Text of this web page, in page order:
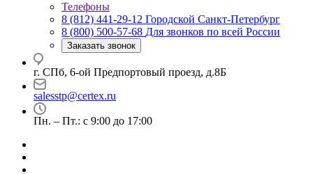
Телефоны
8 (812) 441-29-12 Городской Санкт-Петербург
8 (800) 500-57-68 Для звонков по всей России
Заказать звонок
г. СПб, 6-ой Предпортовый проезд, д.8Б
salesstp@certex.ru
Пн. – Пт.: с 9:00 до 17:00